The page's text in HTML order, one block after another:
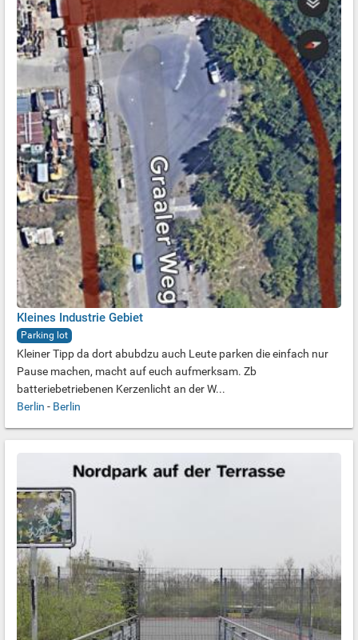
Kleines Industrie Gebiet
Parking lot
Kleiner Tipp da dort abubdzu auch Leute parken die einfach nur
Pause machen, macht auf euch aufmerksam. Zb
batteriebetriebenen Kerzenlicht an der W...
Berlin - Berlin